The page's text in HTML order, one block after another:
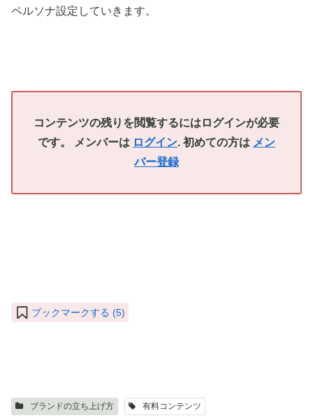
ペルソナ設定していきます。
コンテンツの残りを閲覧するにはログインが必要
です。 メンバーは ログイン. 初めての方は メン
バー登録
ブックマークする (5)
ブランドの立ち上げ方 有料コンテンツ